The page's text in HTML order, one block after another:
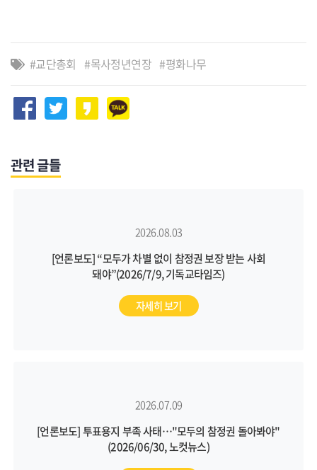
교단총회 목사정년연장 평화나무
관련 글들
2026.08.03
[언론보도] “모두가 차별 없이 참정권 보장 받는 사회
돼야”(2026/7/9, 기독교타임즈)
자세히 보기
2026.07.09
[언론보도] 투표용지 부족 사태…"모두의 참정권 돌아봐야"
(2026/06/30, 노컷뉴스)